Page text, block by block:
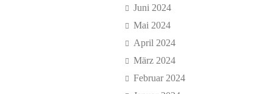
Juni 2024
Mai 2024
April 2024
März 2024
Februar 2024